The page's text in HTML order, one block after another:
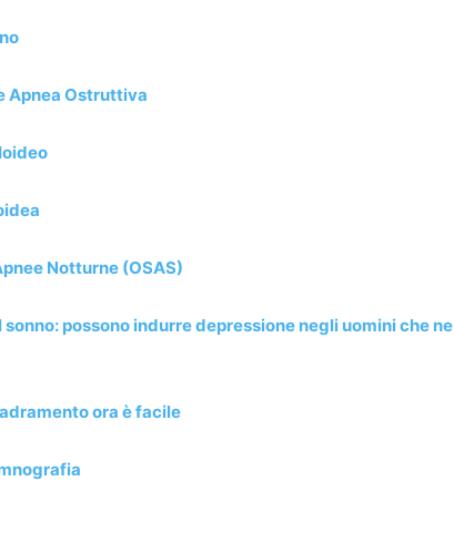
Apnea Ostruttiva
Notturne (OSAS)
possono indurre depressione negli uomini che ne
ora è facile